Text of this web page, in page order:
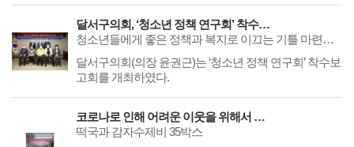
달서구의회, ‘청소년 정책 연구회’ 착수보고회 개최
청소년들에게 좋은 정책과 복지로 이끄는 기틀 마련할 계획
달서구의회(의장 윤권근)는 ‘청소년 정책 연구회’ 착수보
고회를 개최하였다.
코로나로 인해 어려운 이웃을 위해서 떡국과 감자수제비 전달
떡국과 감자수제비 35박스